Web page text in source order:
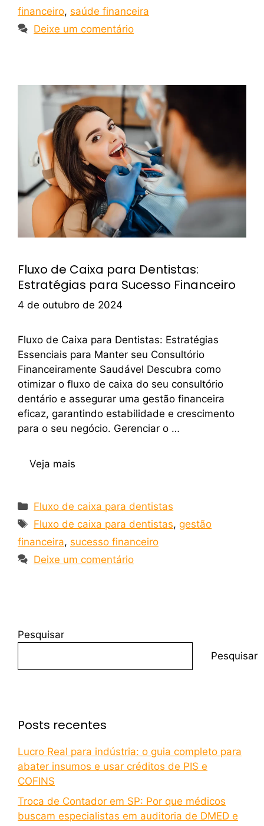
financeiro, saúde financeira
Deixe um comentário
Fluxo de Caixa para Dentistas:
Estratégias para Sucesso Financeiro
4 de outubro de 2024
Fluxo de Caixa para Dentistas: Estratégias
Essenciais para Manter seu Consultório
Financeiramente Saudável Descubra como
otimizar o fluxo de caixa do seu consultório
dentário e assegurar uma gestão financeira
eficaz, garantindo estabilidade e crescimento
para o seu negócio. Gerenciar o …
Veja mais
Fluxo de caixa para dentistas
Fluxo de caixa para dentistas,gestão
financeira, sucesso financeiro
Deixe um comentário
Pesquisar
Pesquisar
Posts recentes
Lucro Real para indústria: o guia completo para
abater insumos e usar créditos de PIS e
COFINS
Troca de Contador em SP: Por que médicos
buscam especialistas em auditoria de DMED e